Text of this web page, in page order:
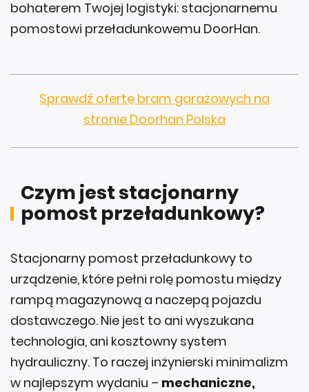
pomostowi przeładunkowemu DoorHan.
Sprawdź ofertę bram garażowych na
stronie Doorhan Polska
pomost przeładunkowy?
urządzenie, które pełni rolę pomostu między
rampą magazynową a naczepą pojazdu
dostawczego. Nie jest to ani wyszukana
technologia, ani kosztowny system
hydrauliczny. To raczej inżynierski minimalizm
w najlepszym wydaniu –mechaniczne,
sprężynowe rozwiązanie, które kompensuje